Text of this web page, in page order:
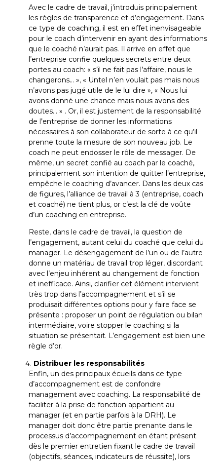
Avec le cadre de travail, j’introduis principalement
les règles de transparence et d’engagement. Dans
ce type de coaching, il est en effet inenvisageable
pour le coach d’intervenir en ayant des informations
que le coaché n’aurait pas. Il arrive en effet que
l’entreprise confie quelques secrets entre deux
portes au coach: « s’il ne fait pas l’affaire, nous le
changerons… », « Untel n’en voulait pas mais nous
n’avons pas jugé utile de le lui dire », « Nous lui
avons donné une chance mais nous avons des
doutes… » . Or, il est justement de la responsabilité
de l’entreprise de donner les informations
nécessaires à son collaborateur de sorte à ce qu’il
prenne toute la mesure de son nouveau job. Le
coach ne peut endosser le rôle de messager. De
même, un secret confié au coach par le coaché,
principalement son intention de quitter l’entreprise,
empêche le coaching d’avancer. Dans les deux cas
de figures, l’alliance de travail à 3 (entreprise, coach
et coaché) ne tient plus, or c’est la clé de voûte
d’un coaching en entreprise.
Reste, dans le cadre de travail, la question de
l’engagement, autant celui du coaché que celui du
manager. Le désengagement de l’un ou de l’autre
donne un matériau de travail trop léger, discordant
avec l’enjeu inhérent au changement de fonction
et inefficace. Ainsi, clarifier cet élément intervient
très trop dans l’accompagnement et s’il se
produisait différentes options pour y faire face se
présente : proposer un point de régulation ou bilan
intermédiaire, voire stopper le coaching si la
situation se présentait. L’engagement est bien une
règle d’or.
Distribuer les responsabilités
Enfin, un des principaux écueils dans ce type
d’accompagnement est de confondre
management avec coaching. La responsabilité de
faciliter à la prise de fonction appartient au
manager (et en partie parfois à la DRH). Le
manager doit donc être partie prenante dans le
processus d’accompagnement en étant présent
dès le premier entretien fixant le cadre de travail
(objectifs, séances, indicateurs de réussite), lors